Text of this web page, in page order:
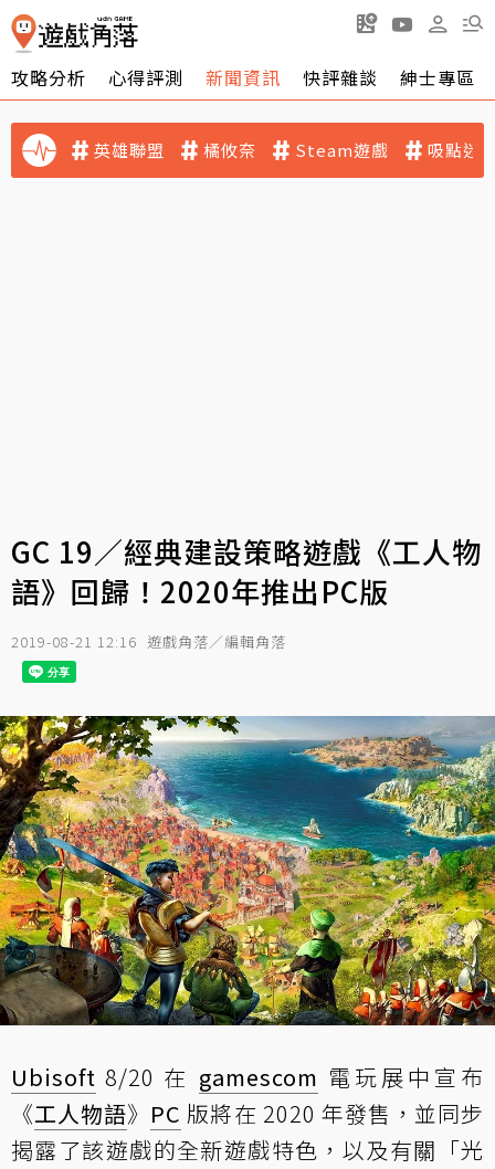
攻略分析 心得評測 新聞資訊 快評雜談 紳士專區
英雄聯盟 橘攸奈 Steam遊戲 吸點迷
GC 19／經典建設策略遊戲《工人物
語》回歸！2020年推出PC版
2019-08-21 12:16 遊戲角落／編輯角落
Ubisoft 8/20 在 gamescom 電玩展中宣布
《工人物語》 PC 版將在 2020 年發售，並同步
揭露了該遊戲的全新遊戲特色，以及有關「光